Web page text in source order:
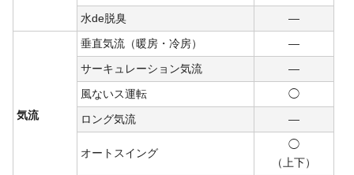
水de脱臭
―
気流
垂直気流（暖房・冷房）
―
サーキュレーション気流
―
風ないス運転
◯
ロング気流
―
オートスイング
◯
（上下）